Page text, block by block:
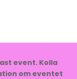
event. Kolla
om eventet